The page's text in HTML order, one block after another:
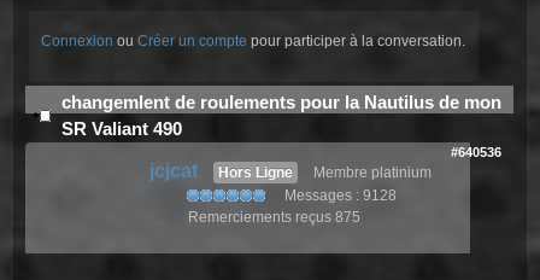
Connexion ouCréer un compte pour participer à la conversation.
changemlent de roulements pour la Nautilus de mon
SR Valiant 490
#640536
jcjcat Hors Ligne
Membre platinium
Messages : 9128
Remerciements reçus 875